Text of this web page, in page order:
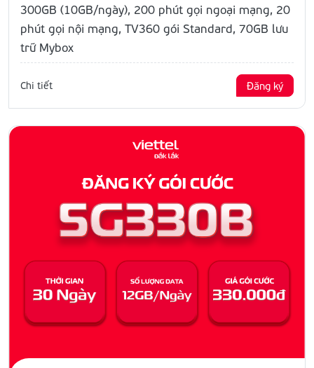
300GB (10GB/ngày), 200 phút gọi ngoại mạng, 20
phút gọi nội mạng, TV360 gói Standard, 70GB lưu
trữ Mybox
Chi tiết Đăng ký